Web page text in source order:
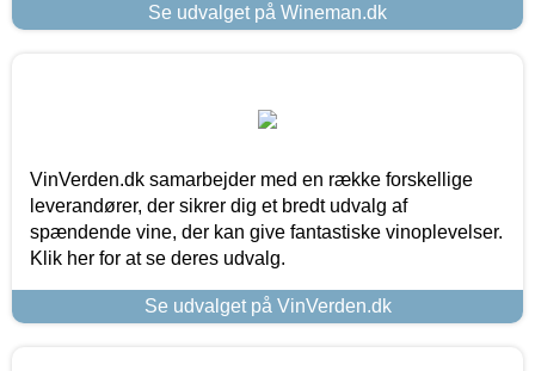
Se udvalget på Wineman.dk
VinVerden.dk samarbejder med en række forskellige
leverandører, der sikrer dig et bredt udvalg af
spændende vine, der kan give fantastiske vinoplevelser.
Klik her for at se deres udvalg.
Se udvalget på VinVerden.dk